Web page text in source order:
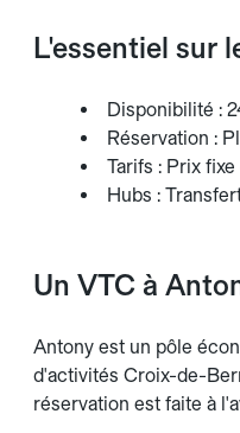
L'essentiel sur
Disponibilité :
Réservation :
Tarifs : Prix
Hubs :
Un VTC à
Antony est un pôle
d'activités Croix-de-
réservation est faite à